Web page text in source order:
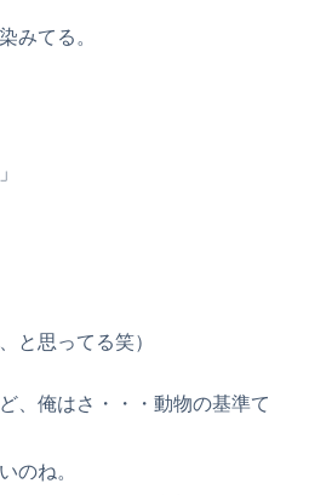
みてる。
と思ってる笑）
、俺はさ・・・動物の基準て
のね。